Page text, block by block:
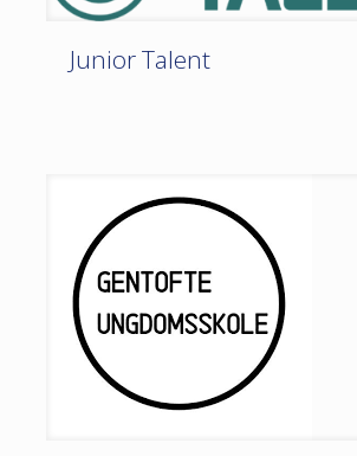
Junior Talent